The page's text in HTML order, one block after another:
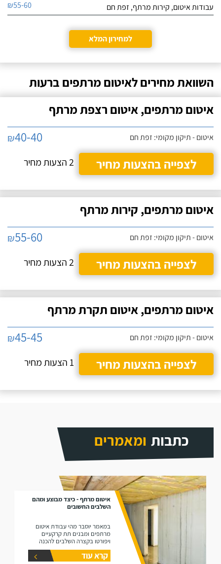
עבודות איטום, קירות מרתף, זפת חם ₪55-60
למחירון המלא
השוואת מחירים לאיטום מרתפים ברעות
איטום מרתפים, איטום רצפת מרתף
איטום - תיקון מקומי: זפת חם ₪40-40
לצפייה בהצעות מחיר
2 הצעות מחיר
איטום מרתפים, קירות מרתף
איטום - תיקון מקומי: זפת חם ₪55-60
לצפייה בהצעות מחיר
2 הצעות מחיר
איטום מרתפים, איטום תקרת מרתף
איטום - תיקון מקומי: זפת חם ₪45-45
לצפייה בהצעות מחיר
1 הצעות מחיר
כתבות ומאמרים
איטום מרתף - כיצד מבוצע ומהם
השלבים החשובים
במאמר יוסבר מהי עבודת איטום
מרתפים ומבנים תת קרקעיים
ויפורטו בקצרה השלבים להכנה
וביצוע של עבודות איטום במרתפים
קרא עוד